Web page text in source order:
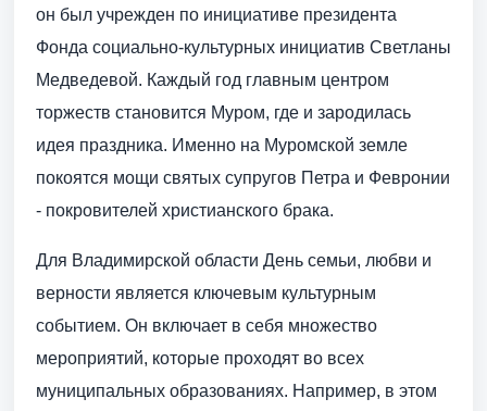
он был учрежден по инициативе президента
Фонда социально-культурных инициатив Светланы
Медведевой. Каждый год главным центром
торжеств становится Муром, где и зародилась
идея праздника. Именно на Муромской земле
покоятся мощи святых супругов Петра и Февронии
- покровителей христианского брака.
Для Владимирской области День семьи, любви и
верности является ключевым культурным
событием. Он включает в себя множество
мероприятий, которые проходят во всех
муниципальных образованиях. Например, в этом